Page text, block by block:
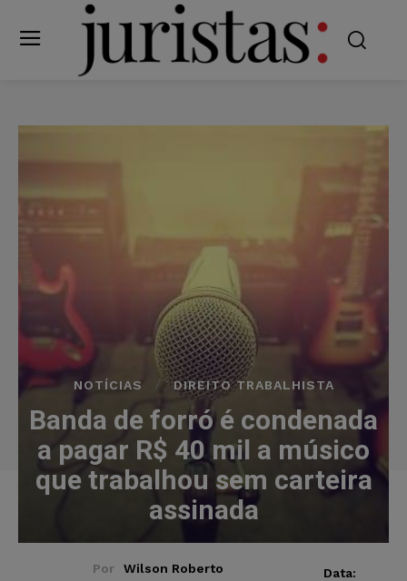
NOTÍCIAS DIREITO TRABALHISTA
Banda de forró é condenada
a pagar R$ 40 mil a músico
que trabalhou sem carteira
assinada
Por Wilson Roberto
Data: